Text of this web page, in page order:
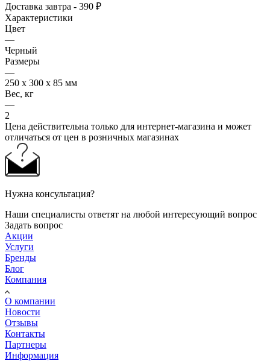
Доставка завтра - 390 ₽
Характеристики
Цвет
—
Черный
Размеры
—
250 х 300 х 85 мм
Вес, кг
—
2
Цена действительна только для интернет-магазина и может
отличаться от цен в розничных магазинах
Нужна консультация?
Наши специалисты ответят на любой интересующий вопрос
Задать вопрос
Акции
Услуги
Бренды
Блог
Компания
О компании
Новости
Отзывы
Контакты
Партнеры
Информация